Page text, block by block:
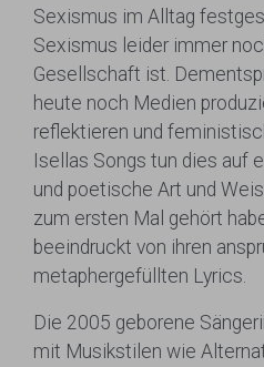
Sexismus im Alltag
Sexismus leider immer
Gesellschaft ist.
heute noch Medien
reflektieren und
Isellas Songs tun dies auf
und poetische Art und
zum ersten Mal gehört
beeindruckt von ihren
metaphergefüllten Lyrics.
Die 2005 geborene
mit Musikstilen wie